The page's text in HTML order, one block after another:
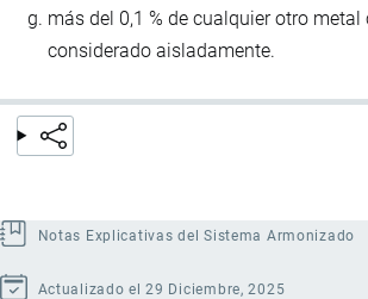
más del 0,1 % de cualquier otro metal
considerado aisladamente.
Notas Explicativas del Sistema Armonizado
Actualizado el 29 Diciembre, 2025